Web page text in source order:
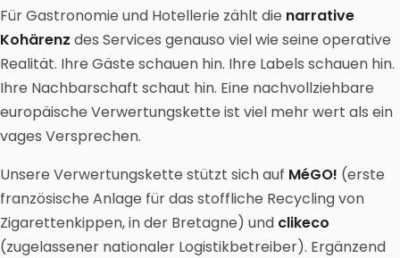
Für Gastronomie und Hotellerie zählt die narrative
Kohärenz des Services genauso viel wie seine operative
Realität. Ihre Gäste schauen hin. Ihre Labels schauen hin.
Ihre Nachbarschaft schaut hin. Eine nachvollziehbare
europäische Verwertungskette ist viel mehr wert als ein
vages Versprechen.
Unsere Verwertungskette stützt sich auf MéGO! (erste
französische Anlage für das stoffliche Recycling von
Zigarettenkippen, in der Bretagne) und clikeco
(zugelassener nationaler Logistikbetreiber). Ergänzend